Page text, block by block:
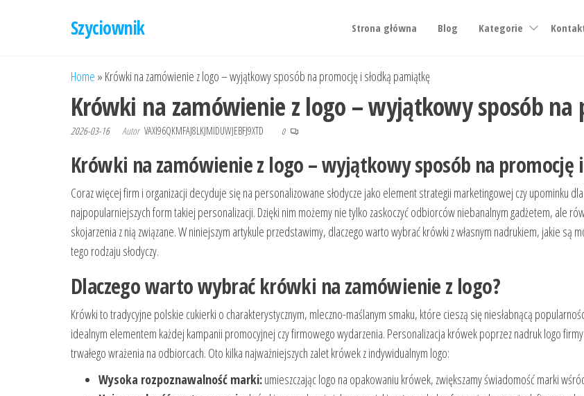
Szyciownik Strona główna Blog Kategorie
Home » Krówki na zamówienie z logo – wyjątkowy sposób na promocję i słodką pamiątkę
Krówki na zamówienie z logo – wyjątkowy sposób na
2026-03-16 Autor VAXI96QKMFAJ8LKJMIDUWJEBFJ9XTD 0
Krówki na zamówienie z logo – wyjątkowy sposób na promocję
Coraz więcej firm i organizacji decyduje się na personalizowane słodycze jako element strategii marketingowej czy upominku
najpopularniejszych form takiej personalizacji. Dzięki nim możemy nie tylko zaskoczyć odbiorców niebanalnym gadżetem, ale
skojarzenia z nią związane. W niniejszym artykule przedstawimy, dlaczego warto wybrać krówki z własnym nadrukiem, jakie są
tego rodzaju słodyczy.
Dlaczego warto wybrać krówki na zamówienie z logo?
Krówki to tradycyjne polskie cukierki o charakterystycznym, mleczno-maślanym smaku, które cieszą się niesłabnącą
idealnym elementem każdej kampanii promocyjnej czy firmowego wydarzenia. Personalizacja krówek poprzez nadruk logo
trwałego wrażenia na odbiorcach. Oto kilka najważniejszych zalet krówek z indywidualnym logo:
Wysoka rozpoznawalność marki:umieszczając logo na opakowaniu krówek, zwiększamy świadomość marki